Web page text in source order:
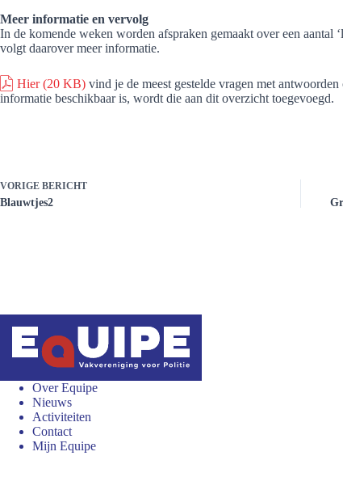
Meer informatie en vervolg
In de komende weken worden afspraken gemaakt over een aantal
volgt daarover meer informatie.
Hier(20 KB) vind je de meest gestelde vragen met
informatie beschikbaar is, wordt die aan dit overzicht toegevoegd.
VORIGE BERICHT
Blauwtjes2
Over Equipe
Nieuws
Activiteiten
Contact
Mijn Equipe